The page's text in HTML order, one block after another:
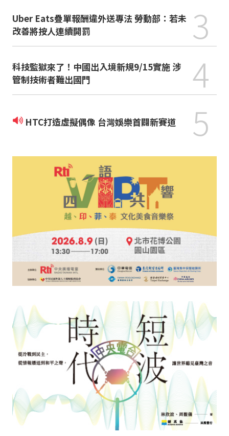
Uber Eats疊單報酬違外送專法 勞動部：若未
改善將按人連續開罰
3
科技監獄來了！中國出入境新規9/15實施 涉
管制技術者難出國門
4
HTC打造虛擬偶像 台灣娛樂首闢新賽道 5